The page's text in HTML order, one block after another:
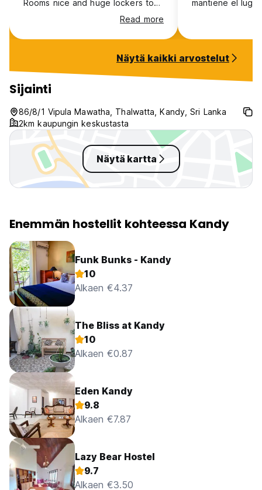
Rooms nice and huge lockers to
everyone. Mosquito nets,
comfortable beds.. staff is really
nice and help you with everything
from the centre but tuktuk is easy
to get from the main road.
Read more
mantiene el
carretera
Näytä kaikki arvostelut
Sijainti
86/8/1 Vipula Mawatha, Thalwatta, Kandy, Sri Lanka
2km kaupungin keskustasta
Näytä kartta
Enemmän hostellit kohteessa Kandy
Funk Bunks - Kandy
10
Alkaen €4.37
The Bliss at Kandy
10
Alkaen €0.87
Eden Kandy
9.8
Alkaen €7.87
Lazy Bear Hostel
9.7
Alkaen €3.50